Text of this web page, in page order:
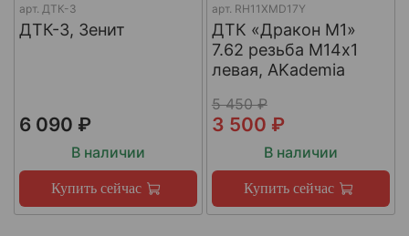
арт. ДТК-3
ДТК-3, Зенит
6 090 ₽
В наличии
Купить сейчас
арт. RH11XMD17Y
ДТК «Дракон М1»
7.62 резьба М14х1
левая, AKademia
5 450 ₽
3 500 ₽
В наличии
Купить сейчас